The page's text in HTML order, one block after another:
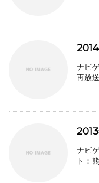
ナビ
再放
ナビ
ト：